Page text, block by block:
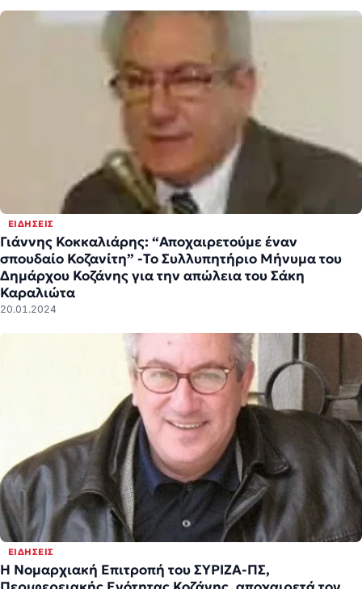
ΕΙΔΉΣΕΙΣ
Γιάννης Κοκκαλιάρης: “Αποχαιρετούμε έναν
σπουδαίο Κοζανίτη” -Το Συλλυπητήριο Μήνυμα του
Δημάρχου Κοζάνης για την απώλεια του Σάκη
Καραλιώτα
20.01.2024
ΕΙΔΉΣΕΙΣ
Η Νομαρχιακή Επιτροπή του ΣΥΡΙΖΑ-ΠΣ,